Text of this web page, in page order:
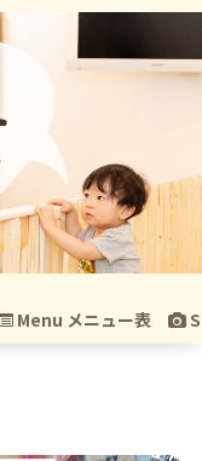
Menu メニュー表